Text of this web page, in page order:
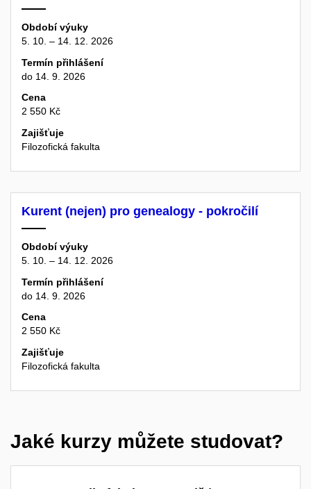
Období výuky
5. 10. – 14. 12. 2026
Termín přihlášení
do 14. 9. 2026
Cena
2 550 Kč
Zajišťuje
Filozofická fakulta
Kurent (nejen) pro genealogy - pokročilí
Období výuky
5. 10. – 14. 12. 2026
Termín přihlášení
do 14. 9. 2026
Cena
2 550 Kč
Zajišťuje
Filozofická fakulta
Jaké kurzy můžete studovat?